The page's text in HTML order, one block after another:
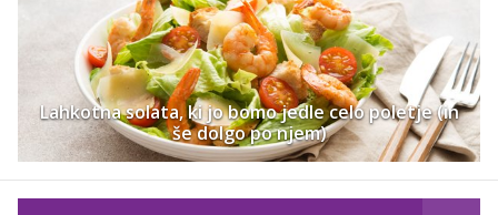
Lahkotna solata, ki jo bomo jedle celo poletje (in
še dolgo po njem)